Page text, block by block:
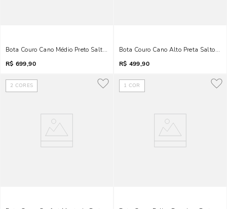
Bota Couro Cano Médio Preto Salto Bloco
R$ 699,90
Bota Couro Cano Alto Preta Salto
R$ 499,90
2 CORES 1 COR